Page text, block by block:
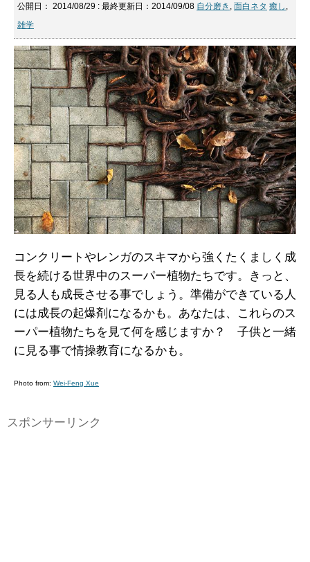
公開日： 2014/08/29 : 最終更新日：2014/09/08 自分磨き , 面白ネタ 癒し ,
雑学
コンクリートやレンガのスキマから強くたくましく成
長を続ける世界中のスーパー植物たちです。きっと、
見る人も成長させる事でしょう。準備ができている人
には成長の起爆剤になるかも。あなたは、これらのス
ーパー植物たちを見て何を感じますか？ 子供と一緒
に見る事で情操教育になるかも。
Photo from: Wei-Feng Xue
スポンサーリンク